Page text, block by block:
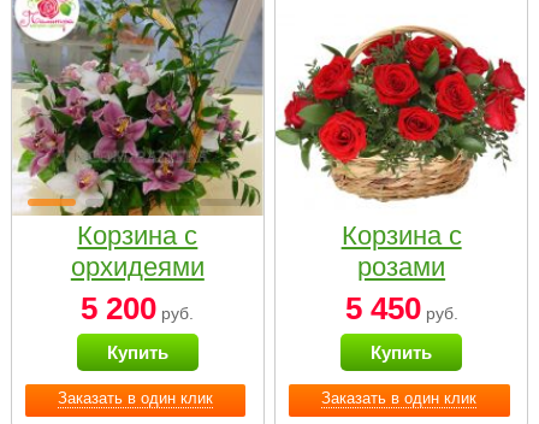
Заказать в один клик
Корзина с
орхидеями
малая
5 200 руб.
Купить
Заказать в один клик
Корзина с
розами
«Красный
Париж»
5 450руб.
Купить